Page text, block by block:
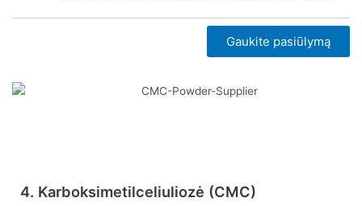
Gaukite pasiūlymą
4. Karboksimetilceliuliozė (CMC)